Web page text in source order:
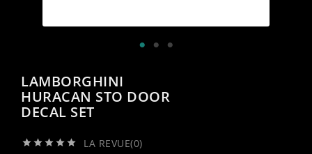
LAMBORGHINI
HURACAN STO DOOR
DECAL SET
     LA REVUE(0)